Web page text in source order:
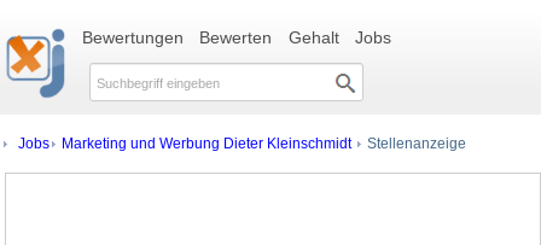
Bewertungen Bewerten Gehalt Jobs
Jobs Marketing und Werbung Dieter Kleinschmidt Stellenanzeige